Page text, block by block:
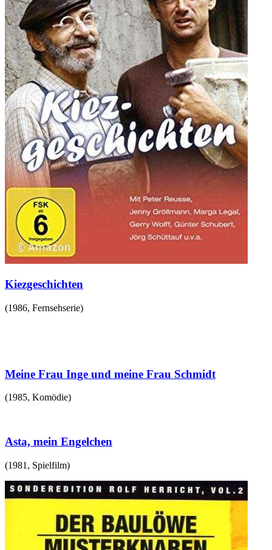
Kiezgeschichten
(1986, Fernsehserie)
Meine Frau Inge und meine Frau Schmidt
(1985, Komödie)
Asta, mein Engelchen
(1981 , Spielfilm)